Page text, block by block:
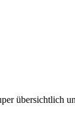
übersichtlich